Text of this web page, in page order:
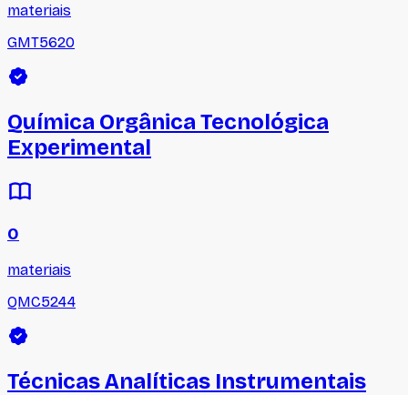
materiais
GMT5620
Química Orgânica Tecnológica
Experimental
0
materiais
QMC5244
Técnicas Analíticas Instrumentais